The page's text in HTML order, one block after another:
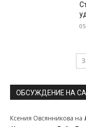
ОБСУЖДЕНИЕ НА
Ксения Овсянникова на